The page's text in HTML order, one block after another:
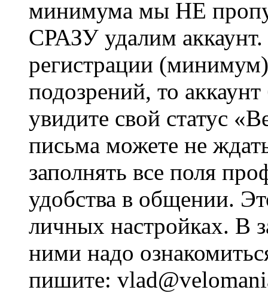
минимума мы НЕ
СРАЗУ удалим
регистрации
подозрений, то
увидите свой статус
письма можете не
заполнять все поля
удобства в общении.
личных настройках. В
ними надо
пишите: